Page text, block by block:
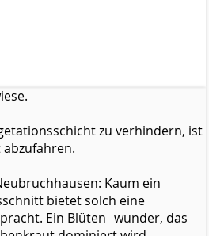
zu verhindern, ist
Kaum ein
bietet solch eine
Ein Blüten wunder, das